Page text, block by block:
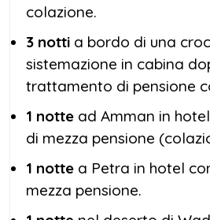
colazione.
3 notti a bordo di una
sistemazione in cabina
trattamento di pensione
1 notte ad Amman in
di mezza pensione
1 notte a Petra in hotel
mezza pensione.